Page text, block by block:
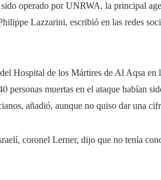
operado por UNRWA, la principal
Lazzarini, escribió en las redes
Hospital de los Mártires de Al Aqsa
personas muertas en el ataque habían
añadió, aunque no quiso dar una
coronel Lerner, dijo que no tenía